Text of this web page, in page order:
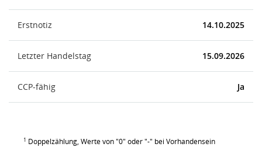
Erstnotiz 14.10.2025
Letzter Handelstag 15.09.2026
CCP-fähig Ja
1 Doppelzählung, Werte von "0" oder "-" bei Vorhandensein